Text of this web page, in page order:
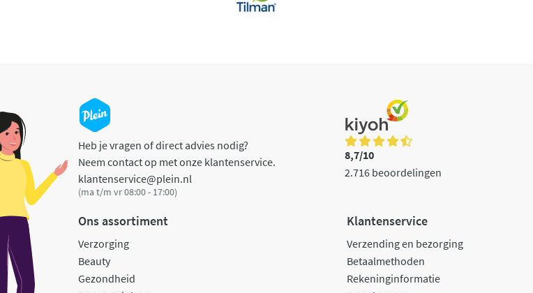
Heb je vragen of direct advies nodig?
Neem contact op met onze klantenservice.
klantenservice@plein.nl
(ma t/m vr 08:00 - 17:00)
8,7/10
2.716 beoordelingen
Ons assortiment
Verzorging
Beauty
Gezondheid
Klantenservice
Verzending en bezorging
Betaalmethoden
Rekeninginformatie